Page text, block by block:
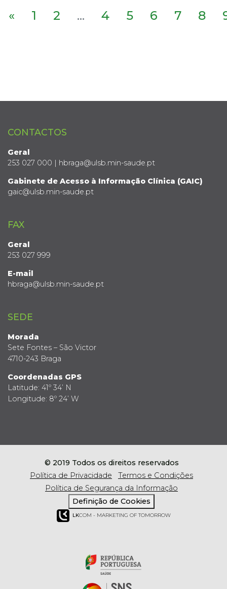
« 1 2 ... 4 5 6 7 8
CONTACTOS
Geral
253 027 000 | hbraga@ulsb.min-saude.pt
Gabinete de Acesso à Informação Clínica (GAIC)
gaic@ulsb.min-saude.pt
FAX
Geral
253 027 999
E-mail
hbraga@ulsb.min-saude.pt
SEDE
Morada
Sete Fontes – São Victor
4710-243 Braga
Coordenadas GPS
Latitude: 41º 34’ N
Longitude: 8º 24’ W
© 2019 Todos os direitos reservados
Política de Privacidade
Termos e Condições
Política de Segurança da Informação
Definição de Cookies
LKCOM - MARKETING OF TOMORROW